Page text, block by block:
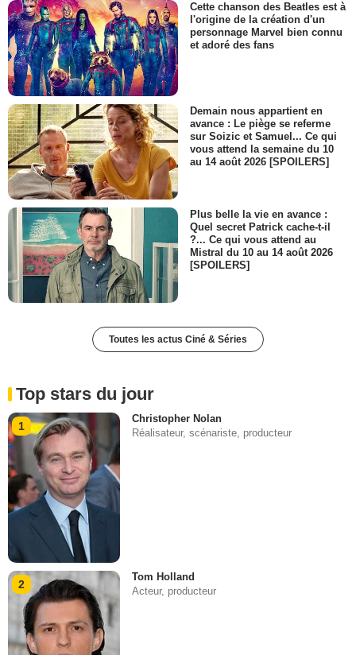
Cette chanson des Beatles est à
l'origine de la création d'un
personnage Marvel bien connu
et adoré des fans
Demain nous appartient en
avance : Le piège se referme
sur Soizic et Samuel... Ce qui
vous attend la semaine du 10
au 14 août 2026 [SPOILERS]
Plus belle la vie en avance :
Quel secret Patrick cache-t-il
?... Ce qui vous attend au
Mistral du 10 au 14 août 2026
[SPOILERS]
Toutes les actus Ciné & Séries
Top stars du jour
1
Christopher Nolan
Réalisateur, scénariste, producteur
2
Tom Holland
Acteur, producteur